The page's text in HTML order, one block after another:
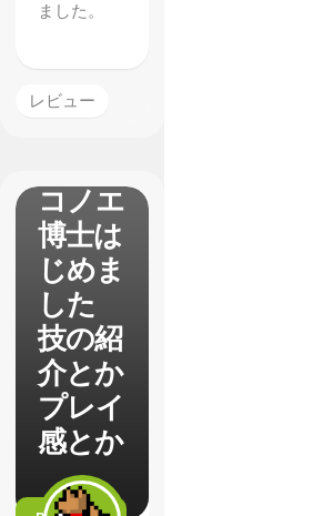
ました。
レビュー
コノエ
博士は
じめま
した
技の紹
介とか
プレイ
感とか